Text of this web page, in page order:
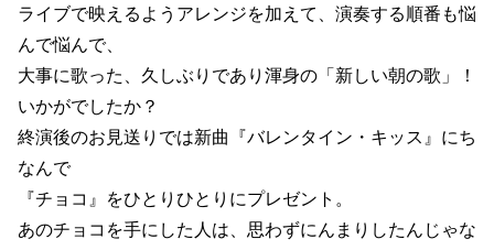
ライブで映えるようアレンジを加えて、演奏する順番も悩
んで悩んで、
大事に歌った、久しぶりであり渾身の「新しい朝の歌」！
いかがでしたか？
終演後のお見送りでは新曲『バレンタイン・キッス』にち
なんで
『チョコ』をひとりひとりにプレゼント。
あのチョコを手にした人は、思わずにんまりしたんじゃな